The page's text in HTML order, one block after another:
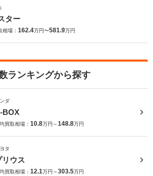
ター
相場： 162.4万円〜581.9万円
ランキングから探す
ダ
BOX
買取相場： 10.8万円～148.8万円
タ
リウス
買取相場： 12.1万円～303.5万円